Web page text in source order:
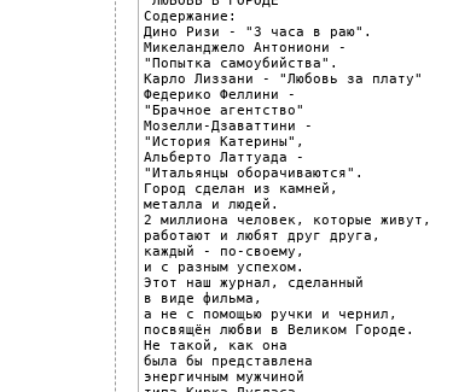
Содержание:
Дино Ризи - "3 часа в раю".
Микеланджело Антониони -
"Попытка самоубийства".
Карло Лиззани - "Любовь за плату"
Федерико Феллини -
"Брачное агентство"
Мозелли-Дзаваттини -
"История Катерины",
Альберто Латтуада -
"Итальянцы оборачиваются".
Город сделан из камней,
металла и людей.
2 миллиона человек, которые живут,
работают и любят друг друга,
каждый - по-своему,
и с разным успехом.
Этот наш журнал, сделанный
в виде фильма,
а не с помощью ручки и чернил,
посвящён любви в Великом Городе.
Не такой, как она
была бы представлена
энергичным мужчиной